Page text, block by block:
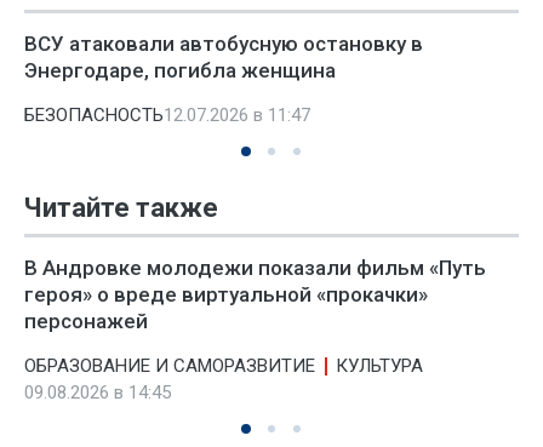
ВСУ атаковали автобусную остановку в
Энергодаре, погибла женщина
БЕЗОПАСНОСТЬ12.07.2026 в 11:47
Читайте также
В Андровке молодежи показали фильм «Путь
героя» о вреде виртуальной «прокачки»
персонажей
ОБРАЗОВАНИЕ И САМОРАЗВИТИЕ
КУЛЬТУРА
09.08.2026 в 14:45